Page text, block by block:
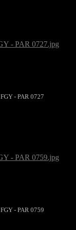
FGY - PAR 0727
FGY - PAR 0759